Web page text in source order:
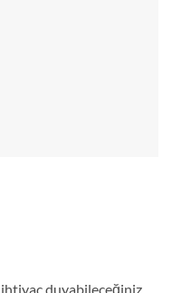
ihtiyaç duyabileceğiniz